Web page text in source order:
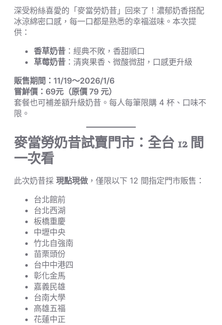
深受粉絲喜愛的「麥當勞奶昔」回來了！濃郁奶香搭配
冰涼綿密口感，每一口都是熟悉的幸福滋味。本次提
供：
香草奶昔 ：經典不敗，香甜順口
草莓奶昔 ：清爽果香、微酸微甜，口感更升級
販售期間：11/19～2026/1/6
嘗鮮價：69元（原價 79 元）
套餐也可補差額升級奶昔。每人每筆限購 4 杯、口味不
限。
麥當勞奶昔試賣門市：全台 12 間
一次看
此次奶昔採 現點現做，僅限以下 12 間指定門市販售：
台北館前
台北西湖
板橋重慶
中壢中央
竹北自強南
苗栗頭份
台中中港四
彰化金馬
嘉義民雄
台南大學
高雄五福
花蓮中正